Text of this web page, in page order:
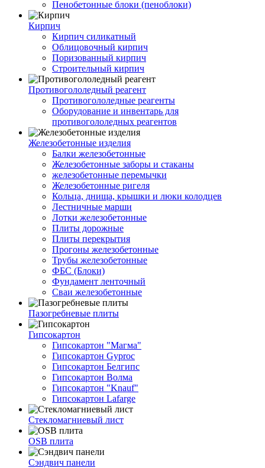
Пенобетонные блоки (пеноблоки)
Кирпич
Кирпич силикатный
Облицовочный кирпич
Поризованный кирпич
Строительный кирпич
Противогололедный реагент
Противогололедные реагенты
Оборудование и инвентарь для
противогололедных реагентов
Железобетонные изделия
Балки железобетонные
Железобетонные заборы и стаканы
железобетонные перемычки
Железобетонные ригеля
Кольца, днища, крышки и люки колодцев
Лестничные марши
Лотки железобетонные
Плиты дорожные
Плиты перекрытия
Прогоны железобетонные
Трубы железобетонные
ФБС (Блоки)
Фундамент ленточный
Сваи железобетонные
Пазогребневые плиты
Гипсокартон
Гипсокартон "Магма"
Гипсокартон Gyproc
Гипсокартон Белгипс
Гипсокартон Волма
Гипсокартон "Knauf"
Гипсокартон Lafarge
Стекломагниевый лист
OSB плита
Сэндвич панели